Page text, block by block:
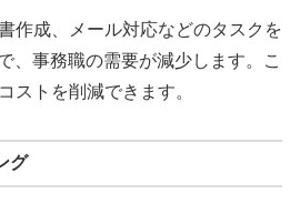
作成、メール対応などのタスクを
、事務職の需要が減少します。こ
ストを削減できます。
グ